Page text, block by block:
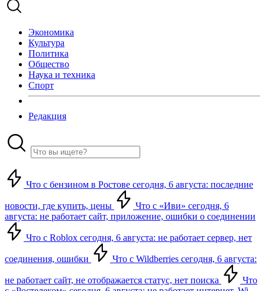
Экономика
Культура
Политика
Общество
Наука и техника
Спорт
Редакция
Что с бензином в Ростове сегодня, 6 августа: последние
новости, где купить, цены
Что с «Иви» сегодня, 6
августа: не работает сайт, приложение, ошибки о соединении
Что с Roblox сегодня, 6 августа: не работает сервер, нет
соединения, ошибки Что с Wildberries сегодня, 6 августа:
не работает сайт, не отображается статус, нет поиска
Что